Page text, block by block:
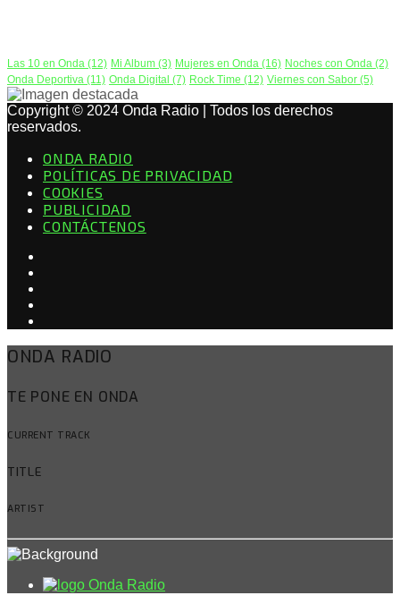
Las 10 en Onda (12) Mi Album (3) Mujeres en Onda (16) Noches con Onda (2)
Onda Deportiva (11) Onda Digital (7) Rock Time (12) Viernes con Sabor (5)
Copyright © 2024 Onda Radio | Todos los derechos
reservados.
ONDA RADIO
POLÍTICAS DE PRIVACIDAD
COOKIES
PUBLICIDAD
CONTÁCTENOS
ONDA RADIO
TE PONE EN ONDA
CURRENT TRACK
TITLE
ARTIST
Onda Radio